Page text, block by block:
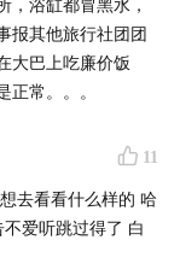
，浴缸都冒黑水，
报其他旅行社团团
大巴上吃廉价饭
常。。。
11
去看看什么样的 哈
爱听跳过得了 白